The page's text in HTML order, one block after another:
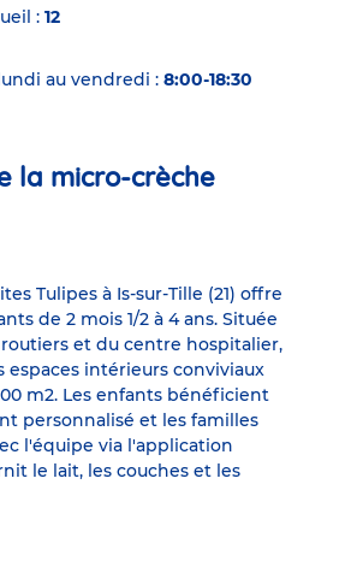
12
au vendredi : 8:00-18:30
la micro-crèche
Tulipes à Is-sur-Tille (21) offre
de 2 mois 1/2 à 4 ans. Située
et du centre hospitalier,
espaces intérieurs conviviaux
m2. Les enfants bénéficient
personnalisé et les familles
l'équipe via l'application
le lait, les couches et les